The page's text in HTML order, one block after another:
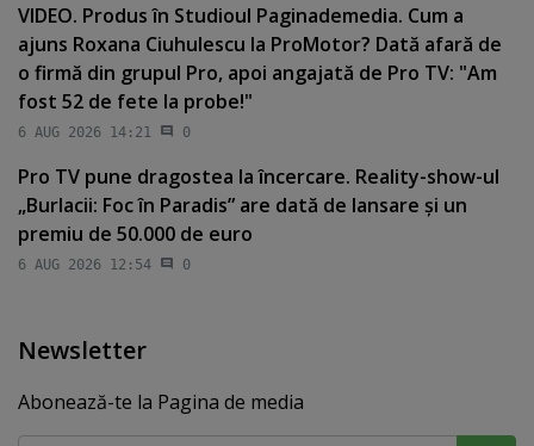
VIDEO. Produs în Studioul Paginademedia. Cum a
ajuns Roxana Ciuhulescu la ProMotor? Dată afară de
o firmă din grupul Pro, apoi angajată de Pro TV: "Am
fost 52 de fete la probe!"
6 AUG 2026 14:21 0
Pro TV pune dragostea la încercare. Reality-show-ul
„Burlacii: Foc în Paradis” are dată de lansare şi un
premiu de 50.000 de euro
6 AUG 2026 12:54 0
Newsletter
Abonează-te la Pagina de media